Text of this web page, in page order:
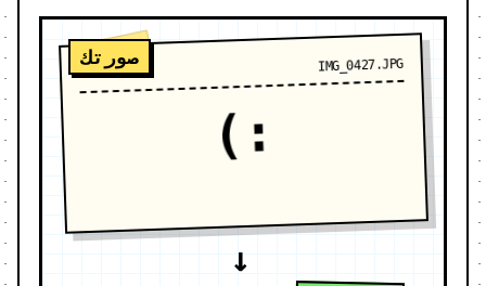
صورتك IMG_0427.JPG
:)
→